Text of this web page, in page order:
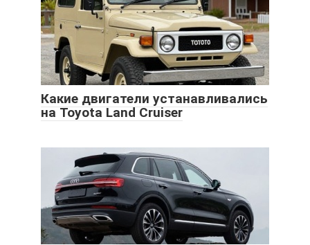
Какие двигатели устанавливались
на Toyota Land Cruiser